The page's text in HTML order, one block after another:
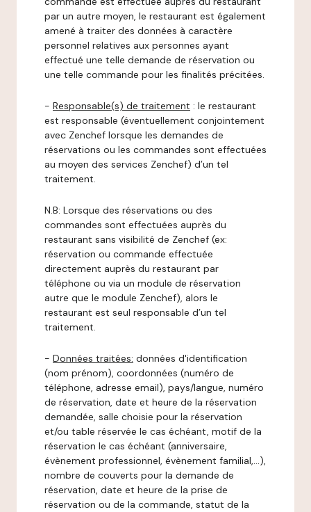
par un autre moyen, le restaurant est également
amené à traiter des données à caractère
personnel relatives aux personnes ayant
effectué une telle demande de réservation ou
une telle commande pour les finalités précitées.
- Responsable(s) de traitement : le restaurant
est responsable (éventuellement conjointement
avec Zenchef lorsque les demandes de
réservations ou les commandes sont effectuées
au moyen des services Zenchef) d’un tel
traitement.
N.B: Lorsque des réservations ou des
commandes sont effectuées auprès du
restaurant sans visibilité de Zenchef (ex:
réservation ou commande effectuée
directement auprès du restaurant par
téléphone ou via un module de réservation
autre que le module Zenchef), alors le
restaurant est seul responsable d’un tel
traitement.
- Données traitées: données d'identification
(nom prénom), coordonnées (numéro de
téléphone, adresse email), pays/langue, numéro
de réservation, date et heure de la réservation
demandée, salle choisie pour la réservation
et/ou table réservée le cas échéant, motif de la
réservation le cas échéant (anniversaire,
évènement professionnel, évènement familial,…),
nombre de couverts pour la demande de
réservation, date et heure de la prise de
réservation ou de la commande, statut de la